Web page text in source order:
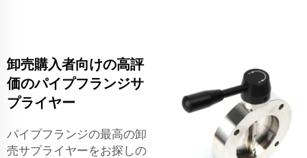
卸売購入者向けの高評
価のパイプフランジサ
プライヤー
パイプフランジの最高の卸
売サプライヤーをお探しの